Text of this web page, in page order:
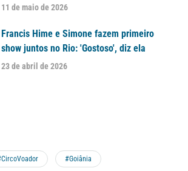
11 de maio de 2026
Francis Hime e Simone fazem primeiro
show juntos no Rio: 'Gostoso', diz ela
23 de abril de 2026
#Goiânia